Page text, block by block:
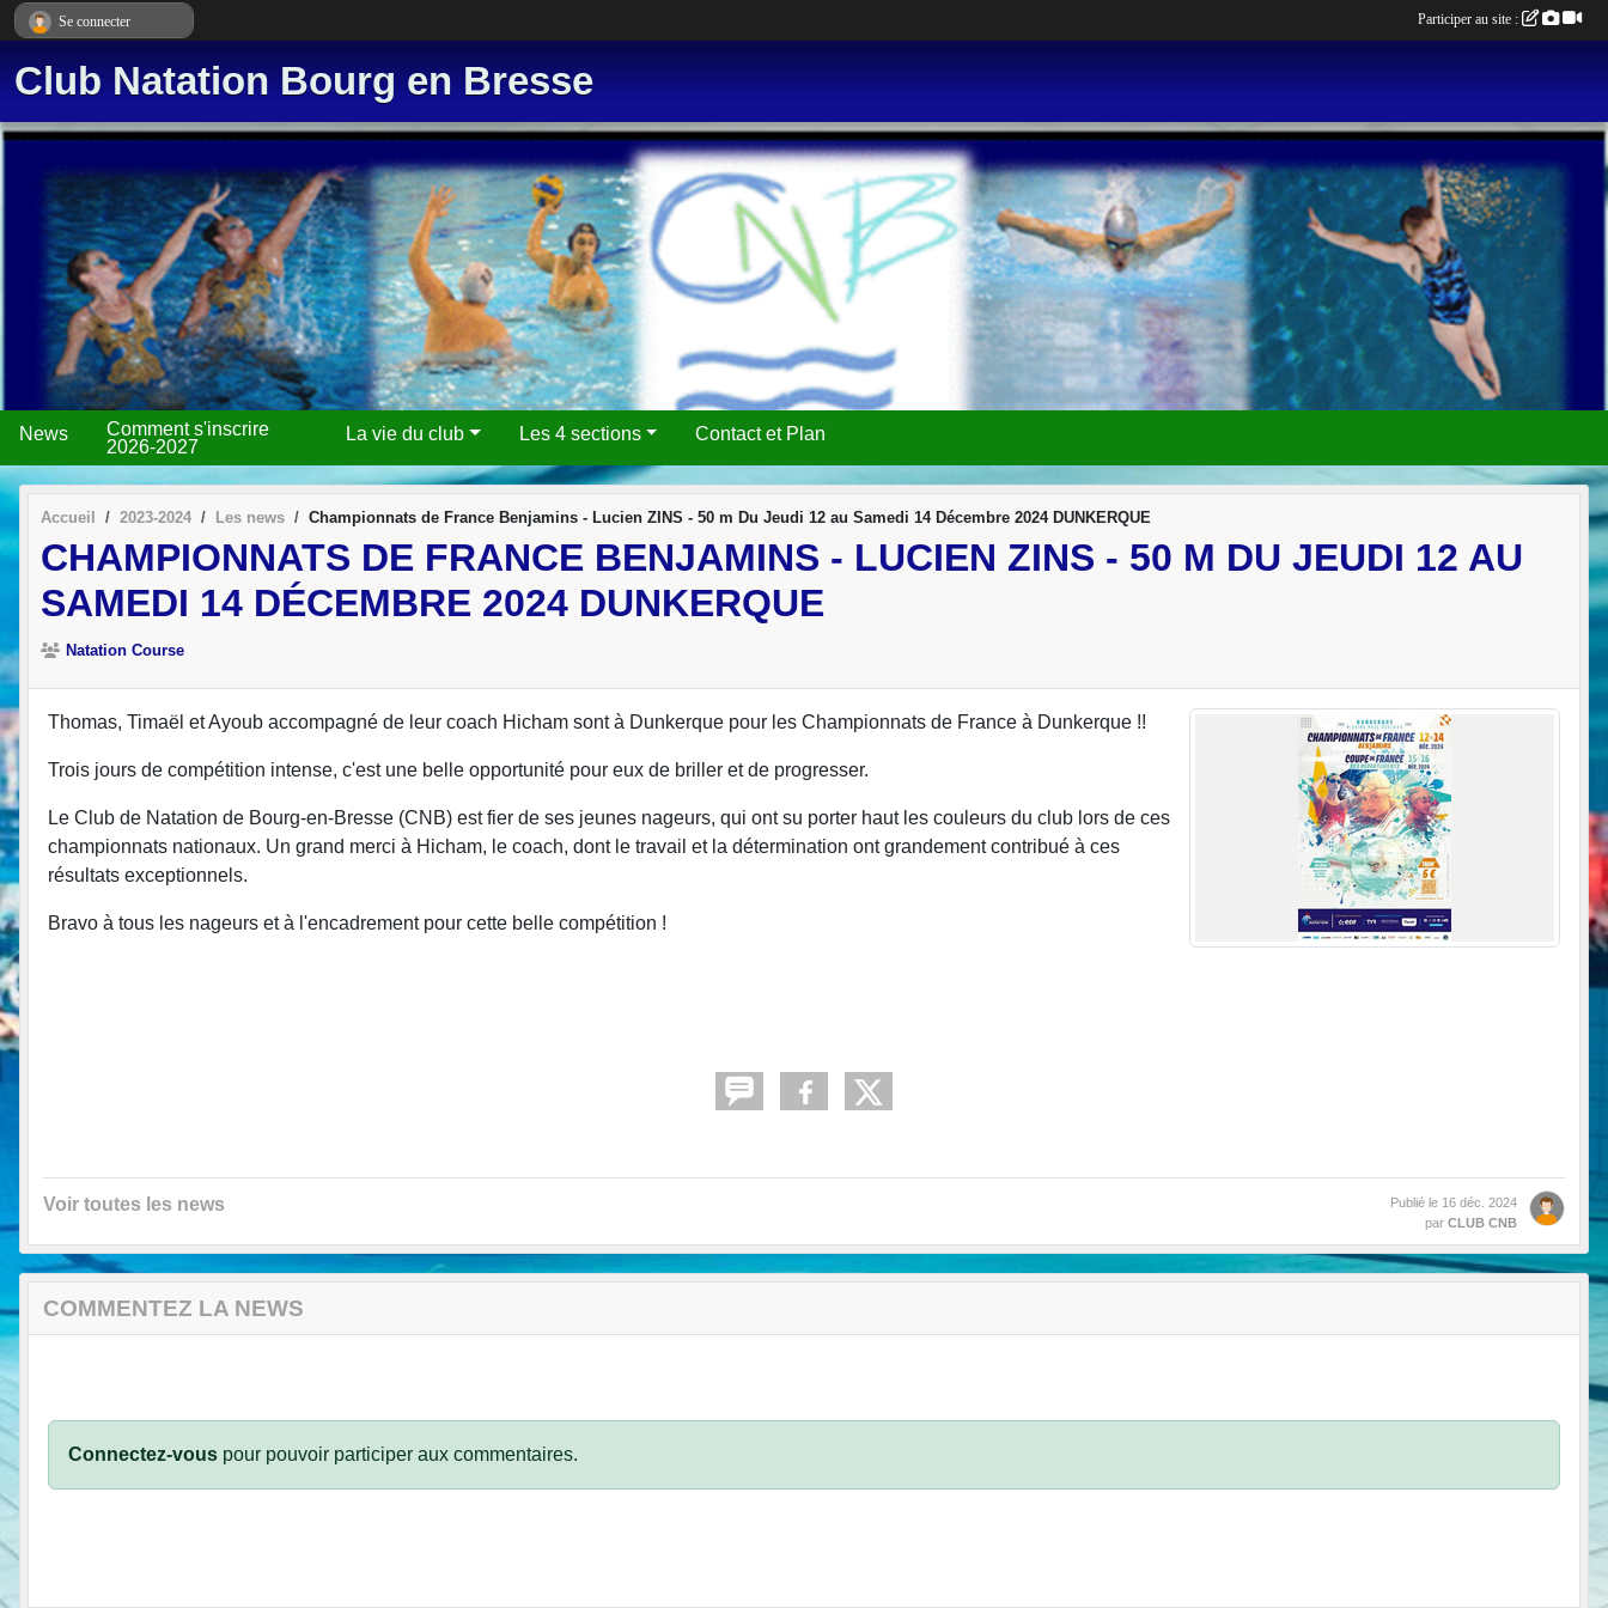
Club Natation Bourg en Bresse
News
Comment s'inscrire
2026-2027
La vie du club Les 4 sections Contact et Plan
Accueil 2023-2024 Les news Championnats de France Benjamins - Lucien ZINS - 50 m Du Jeudi 12 au Samedi 14 Décembre 2024 DUNKERQUE
CHAMPIONNATS DE FRANCE BENJAMINS - LUCIEN ZINS - 50 M DU JEUDI 12 AU
SAMEDI 14 DÉCEMBRE 2024 DUNKERQUE
Natation Course
Thomas, Timaël et Ayoub accompagné de leur coach Hicham sont à Dunkerque pour les Championnats de France à Dunkerque !!
Trois jours de compétition intense, c'est une belle opportunité pour eux de briller et de progresser.
Le Club de Natation de Bourg-en-Bresse (CNB) est fier de ses jeunes nageurs, qui ont su porter haut les couleurs du club lors de ces
championnats nationaux. Un grand merci à Hicham, le coach, dont le travail et la détermination ont grandement contribué à ces
résultats exceptionnels.
Bravo à tous les nageurs et à l'encadrement pour cette belle compétition !
Voir toutes les news Publié le 16 déc. 2024
par CLUB CNB
COMMENTEZ LA NEWS
Connectez-vous pour pouvoir participer aux commentaires.
Se connecter Participer au site :
Panneau de gestion des cookies